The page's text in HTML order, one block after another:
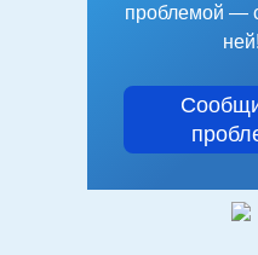
проблемой —
ней!